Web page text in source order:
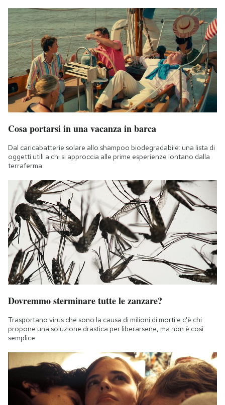
Cosa portarsi in una vacanza in barca
Dal caricabatterie solare allo shampoo biodegradabile: una lista di
oggetti utili a chi si approccia alle prime esperienze lontano dalla
terraferma
Dovremmo sterminare tutte le zanzare?
Trasportano virus che sono la causa di milioni di morti e c'è chi
propone una soluzione drastica per liberarsene, ma non è così
semplice